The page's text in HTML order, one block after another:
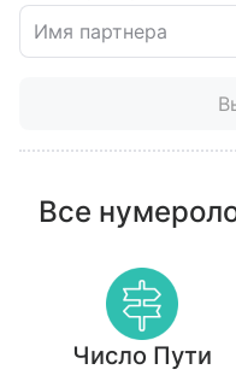
Все
Число Пути